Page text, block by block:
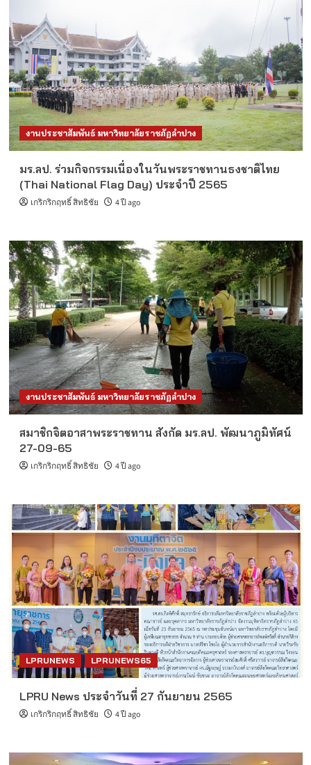
งานประชาสัมพันธ์ มหาวิทยาลัยราชภัฏลำปาง
มร.ลป. ร่วมกิจกรรมเนื่องในวันพระราชทานธงชาติไทย
(Thai National Flag Day) ประจำปี 2565
เกริกริกฤทธิ์ สิทธิชัย 4 ปี ago
งานประชาสัมพันธ์ มหาวิทยาลัยราชภัฏลำปาง
สมาชิกจิตอาสาพระราชทาน สังกัด มร.ลป. พัฒนาภูมิทัศน์
27-09-65
เกริกริกฤทธิ์ สิทธิชัย 4 ปี ago
LPRUNEWS LPRUNEWS65
LPRU News ประจำวันที่ 27 กันยายน 2565
เกริกริกฤทธิ์ สิทธิชัย 4 ปี ago